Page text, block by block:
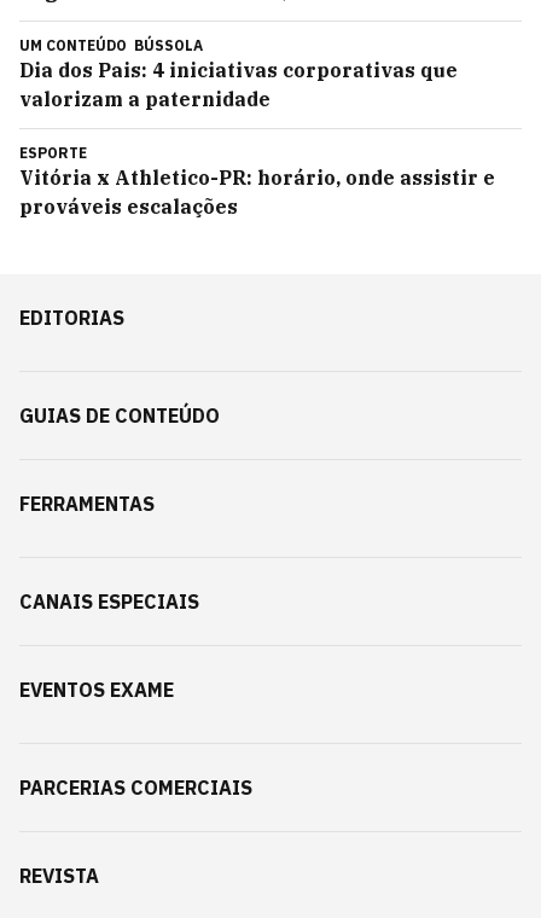
UM CONTEÚDO BÚSSOLA
Dia dos Pais: 4 iniciativas corporativas que
valorizam a paternidade
ESPORTE
Vitória x Athletico-PR: horário, onde assistir e
prováveis escalações
EDITORIAS
GUIAS DE CONTEÚDO
FERRAMENTAS
CANAIS ESPECIAIS
EVENTOS EXAME
PARCERIAS COMERCIAIS
REVISTA